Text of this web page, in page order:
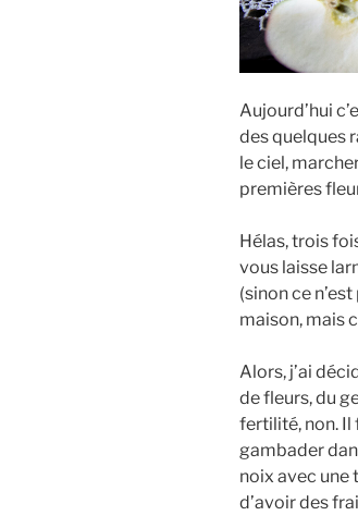
Aujourd’hui
des quelques
le ciel,
premières
Hélas, trois
vous laisse
(sinon ce
maison, mais
Alors, j’ai
de fleurs, du
fertilité, non. Il
gambader
noix avec une
d’avoir des